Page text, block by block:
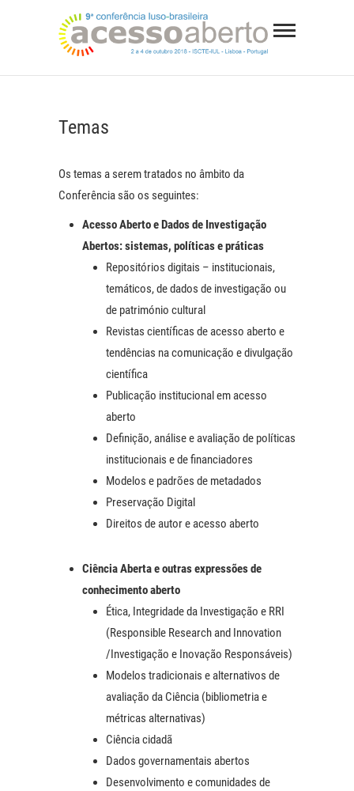
9ª
WEBSITE DA CONFERÊNCIA LUSO-BRASILEIRA
Temas
Os temas a serem tratados no âmbito da
Conferência são os seguintes:
Acesso Aberto e Dados de Investigação
Abertos: sistemas, políticas e práticas
Repositórios digitais – institucionais,
temáticos, de dados de investigação ou
de património cultural
Revistas científicas de acesso aberto e
tendências na comunicação e divulgação
científica
Publicação institucional em acesso
aberto
Definição, análise e avaliação de políticas
institucionais e de financiadores
Modelos e padrões de metadados
Preservação Digital
Direitos de autor e acesso aberto
Ciência Aberta e outras expressões de
conhecimento aberto
Ética, Integridade da Investigação e RRI
(Responsible Research and Innovation
/Investigação e Inovação Responsáveis)
Modelos tradicionais e alternativos de
avaliação da Ciência (bibliometria e
métricas alternativas)
Ciência cidadã
Dados governamentais abertos
Desenvolvimento e comunidades de